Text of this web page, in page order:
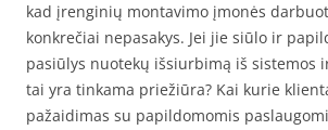
kad įrenginių montavimo įmonės
konkrečiai nepasakys. Jei jie siūlo ir
pasiūlys nuotekų išsiurbimą iš sistemos
tai yra tinkama priežiūra? Kai kurie
pažaidimas su papildomomis